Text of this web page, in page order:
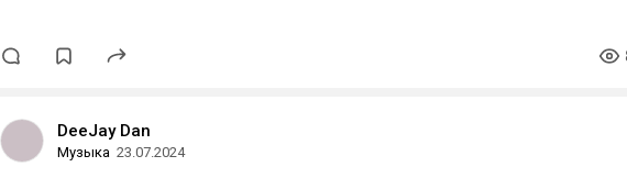
DeeJay Dan
Музыка 23.07.2024